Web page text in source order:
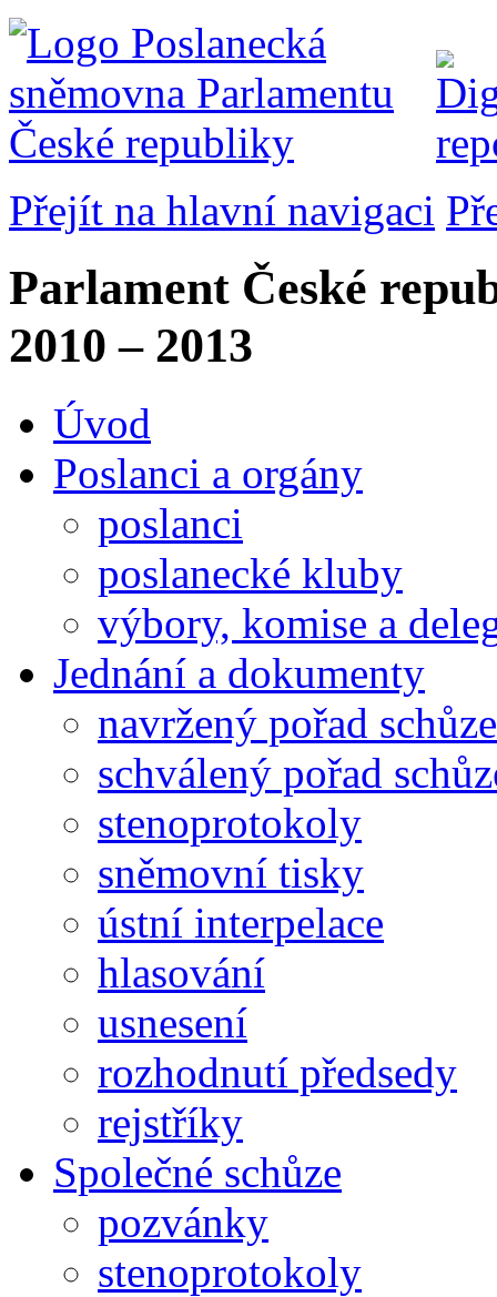
Přejít na hlavní navigaci
Parlament České
2010 – 2013
Úvod
Poslanci a orgány
poslanci
poslanecké kluby
výbory, komise a
Jednání a dokumenty
navržený pořad schůze
schválený pořad
stenoprotokoly
sněmovní tisky
ústní interpelace
hlasování
usnesení
rozhodnutí předsedy
rejstříky
Společné schůze
pozvánky
stenoprotokoly